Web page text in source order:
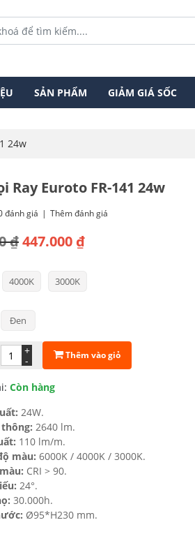
SẢN PHẨM GIẢM GIÁ SỐC
24w
Ray Euroto FR-141 24w
đánh giá | Thêm đánh giá
₫447.000 ₫
₫.
4000K 3000K
Đen
-
+ Thêm vào giỏ
Còn hàng
24W.
thông: 2640 lm.
110 lm/m.
màu: 6000K / 4000K / 3000K.
CRI > 90.
24°.
30.000h.
Ø95*H230 mm.